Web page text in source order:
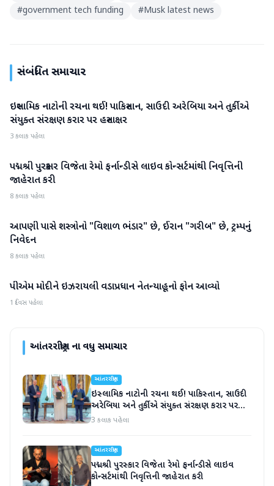
#government tech funding #Musk latest news
સંબંધિત સમાચાર
આંતરરાષ્ટ્રીય
ઇસ્લામિક નાટોની રચના થઈ! પાકિસ્તાન, સાઉદી અરેબિયા અને તુર્કીએ
સંયુક્ત સંરક્ષણ કરાર પર હસ્તાક્ષર
3 કલાક પહેલા
આંતરરાષ્ટ્રીય
પદ્મશ્રી પુરસ્કાર વિજેતા રેમો ફર્નાન્ડીસે લાઇવ કોન્સર્ટમાંથી નિવૃત્તિની
જાહેરાત કરી
8 કલાક પહેલા
આંતરરાષ્ટ્રીય
આપણી પાસે શસ્ત્રોનો "વિશાળ ભંડાર" છે, ઈરાન "ગરીબ" છે, ટ્રમ્પનું
નિવેદન
8 કલાક પહેલા
આંતરરાષ્ટ્રીય
પીએમ મોદીને ઇઝરાયલી વડાપ્રધાન નેતન્યાહૂનો ફોન આવ્યો
1 દિવસ પહેલા
આંતરરાષ્ટ્રીયના વધુ સમાચાર
આંતરરાષ્ટ્રીય
ઇસ્લામિક નાટોની રચના થઈ! પાકિસ્તાન, સાઉદી
અરેબિયા અને તુર્કીએ સંયુક્ત સંરક્ષણ કરાર પર
હસ્તાક્ષર
3 કલાક પહેલા
આંતરરાષ્ટ્રીય
પદ્મશ્રી પુરસ્કાર વિજેતા રેમો ફર્નાન્ડીસે લાઇવ
કોન્સર્ટમાંથી નિવૃત્તિની જાહેરાત કરી